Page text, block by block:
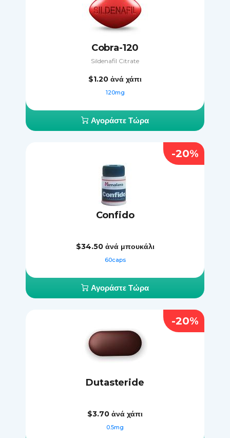
Cobra-120
Sildenafil Citrate
$1.20 ἀνά χάπι
120mg
Αγοράστε Τώρα
Confido
$34.50 ἀνά μπουκάλι
60caps
Αγοράστε Τώρα
-20%
Dutasteride
$3.70 ἀνά χάπι
0.5mg
-20%